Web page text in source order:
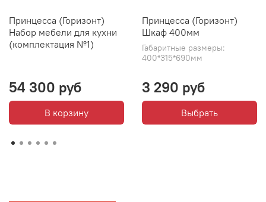
Принцесса (Горизонт)
Набор мебели для кухни
(комплектация №1)
54 300 руб
В корзину
Принцесса (Горизонт)
Шкаф 400мм
Габаритные размеры:
400*315*690мм
3 290 руб
Выбрать